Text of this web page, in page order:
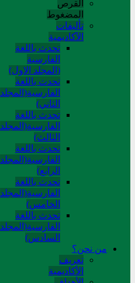
القرص
المضغوط
تألیفات
الآکادیمیة
تحدث باللغة
الفارسية
(المجلد الاول)
تحدث باللغة
الفارسية(المجلد
الثاني)
تحدث باللغة
الفارسية(المجلد
الثالث)
تحدث باللغة
الفارسية(المجلد
الرابع)
تحدث باللغة
الفارسية(المجلد
الخامس)
تحدث باللغة
الفارسية(المجلد
السادس)
من نحن؟
تعريف
الأكاديمية